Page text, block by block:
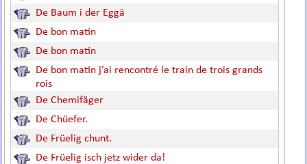
De Baum i der Eggä
De bon matin
De bon matin
De bon matin j’ai rencontré le train de trois grands
rois
De Chemifäger
De Chüefer.
De Früelig chunt.
De Früelig isch jetz wider da!